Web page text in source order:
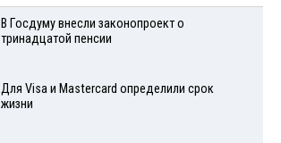
В Госдуму внесли законопроект о
тринадцатой пенсии
Для Visа и Mastercard определили срок
жизни